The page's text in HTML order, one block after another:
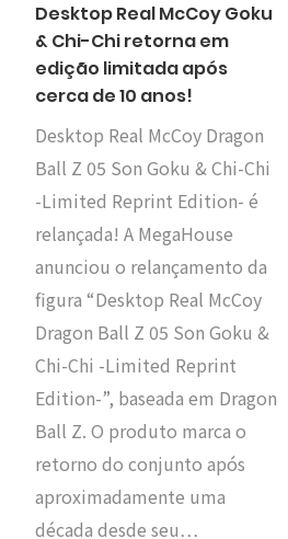
Desktop Real McCoy Goku
& Chi-Chi retorna em
edição limitada após
cerca de 10 anos!
Desktop Real McCoy Dragon
Ball Z 05 Son Goku & Chi-Chi
-Limited Reprint Edition- é
relançada! A MegaHouse
anunciou o relançamento da
figura “Desktop Real McCoy
Dragon Ball Z 05 Son Goku &
Chi-Chi -Limited Reprint
Edition-”, baseada em Dragon
Ball Z. O produto marca o
retorno do conjunto após
aproximadamente uma
década desde seu…